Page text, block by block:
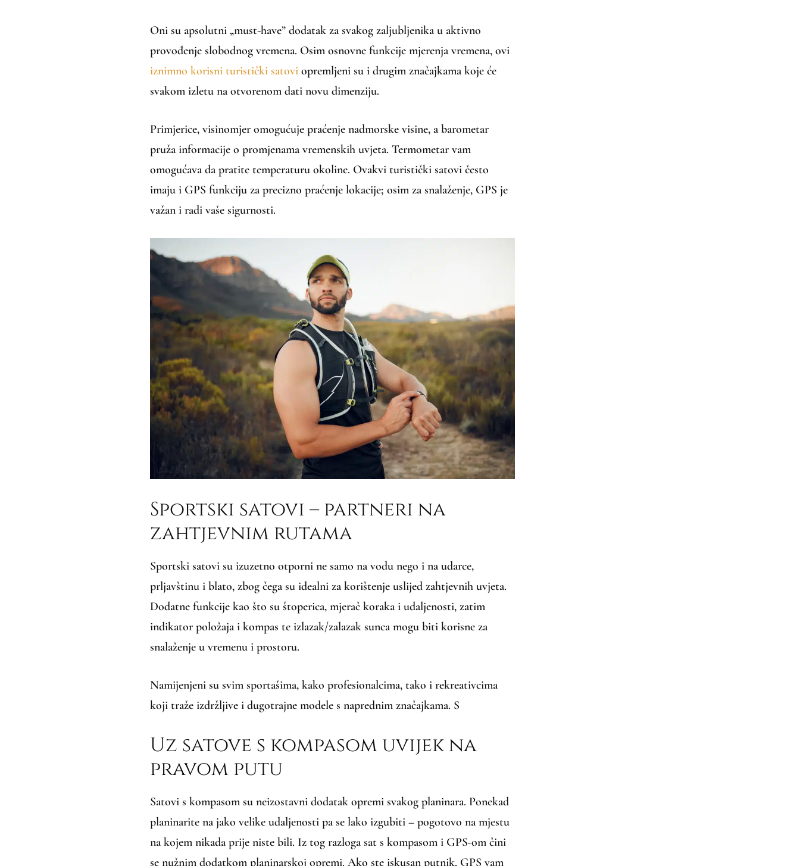
Oni su apsolutni „must-have” dodatak za svakog zaljubljenika u aktivno
provođenje slobodnog vremena. Osim osnovne funkcije mjerenja vremena, ovi
iznimno korisni turistički satovi opremljeni su i drugim značajkama koje će
svakom izletu na otvorenom dati novu dimenziju.
Primjerice, visinomjer omogućuje praćenje nadmorske visine, a barometar
pruža informacije o promjenama vremenskih uvjeta. Termometar vam
omogućava da pratite temperaturu okoline. Ovakvi turistički satovi često
imaju i GPS funkciju za precizno praćenje lokacije; osim za snalaženje, GPS je
važan i radi vaše sigurnosti.
Sportski satovi – partneri na
zahtjevnim rutama
Sportski satovi su izuzetno otporni ne samo na vodu nego i na udarce,
prljavštinu i blato, zbog čega su idealni za korištenje uslijed zahtjevnih uvjeta.
Dodatne funkcije kao što su štoperica, mjerač koraka i udaljenosti, zatim
indikator položaja i kompas te izlazak/zalazak sunca mogu biti korisne za
snalaženje u vremenu i prostoru.
Namijenjeni su svim sportašima, kako profesionalcima, tako i rekreativcima
koji traže izdržljive i dugotrajne modele s naprednim značajkama. S
Uz satove s kompasom uvijek na
pravom putu
Satovi s kompasom su neizostavni dodatak opremi svakog planinara. Ponekad
planinarite na jako velike udaljenosti pa se lako izgubiti – pogotovo na mjestu
na kojem nikada prije niste bili. Iz tog razloga sat s kompasom i GPS-om čini
se nužnim dodatkom planinarskoj opremi. Ako ste iskusan putnik, GPS vam